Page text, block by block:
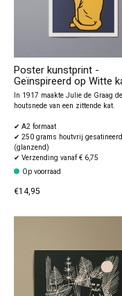
Poster kunstprint -
Geïnspireerd op Witte
In 1917 maakte Julie de Graag
houtsnede van een zittende kat.
✔ A2 formaat
✔ 250 grams houtvrij
(glanzend)
✔ Verzending vanaf € 6,75
Op voorraad
€14,95